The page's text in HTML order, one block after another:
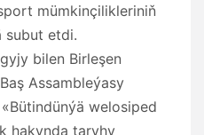
mümkinçilikleriniň
subut etdi.
bilen Birleşen
Assambleýasy
welosiped
hakynda taryhy